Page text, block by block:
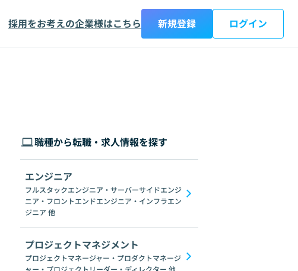
採用をお考えの企業様はこちら 新規登録 ログイン
東京都 神奈川県 新潟県 富山県 石川県
NestJS AngularJS jQuery Webpack Vuex
職種から転職・求人情報を探す
エンジニア
フルスタックエンジニア・サーバーサイドエンジ
ニア・フロントエンドエンジニア・インフラエン
ジニア 他
プロジェクトマネジメント
プロジェクトマネージャー・プロダクトマネージ
ャー・プロジェクトリーダー・ディレクター 他